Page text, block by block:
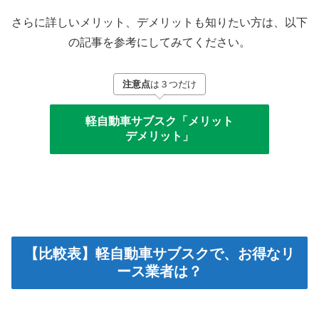
さらに詳しいメリット、デメリットも知りたい方は、以下
の記事を参考にしてみてください。
注意点は３つだけ
軽自動車サブスク「メリット
デメリット」
【比較表】軽自動車サブスクで、お得なリ
ース業者は？